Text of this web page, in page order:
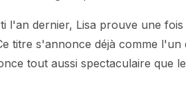
l'an dernier, Lisa prouve une fois
titre s'annonce déjà comme l'un
tout aussi spectaculaire que